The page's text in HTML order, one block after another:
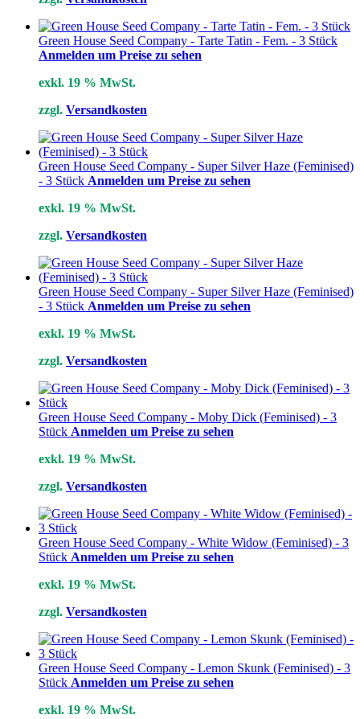
Green House Seed Company - Tarte Tatin - Fem. - 3 Stück
Anmelden um Preise zu sehen
exkl. 19 % MwSt.
zzgl. Versandkosten
Green House Seed Company - Super Silver Haze (Feminised)
- 3 Stück Anmelden um Preise zu sehen
exkl. 19 % MwSt.
zzgl. Versandkosten
Green House Seed Company - Super Silver Haze (Feminised)
- 3 Stück Anmelden um Preise zu sehen
exkl. 19 % MwSt.
zzgl. Versandkosten
Green House Seed Company - Moby Dick (Feminised) - 3
Stück Anmelden um Preise zu sehen
exkl. 19 % MwSt.
zzgl. Versandkosten
Green House Seed Company - White Widow (Feminised) - 3
Stück Anmelden um Preise zu sehen
exkl. 19 % MwSt.
zzgl. Versandkosten
Green House Seed Company - Lemon Skunk (Feminised) - 3
Stück Anmelden um Preise zu sehen
exkl. 19 % MwSt.